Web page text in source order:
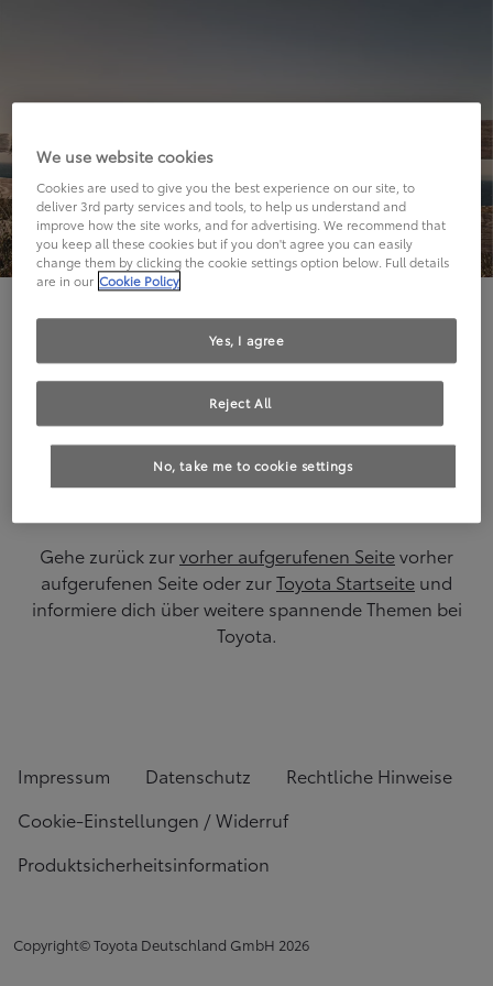
Hier geht's leider nicht weiter.
Die angeforderte Seite kann leider nicht gefunden
werden.
Gehe zurück zurvorher aufgerufenen Seitevorher
aufgerufenen Seite oder zurToyota Startseite und
informiere dich über weitere spannende Themen bei
Toyota.
Impressum Datenschutz
Rechtliche Hinweise
Cookie-Einstellungen / Widerruf
Produktsicherheitsinformation
Copyright© Toyota Deutschland GmbH 2026
We use website cookies
Cookies are used to give you the best experience on our site, to
deliver 3rd party services and tools, to help us understand and
improve how the site works, and for advertising. We recommend that
you keep all these cookies but if you don't agree you can easily
change them by clicking the cookie settings option below. Full details
are in our Cookie Policy
No, take me to cookie settings
Reject All
Yes, I agree